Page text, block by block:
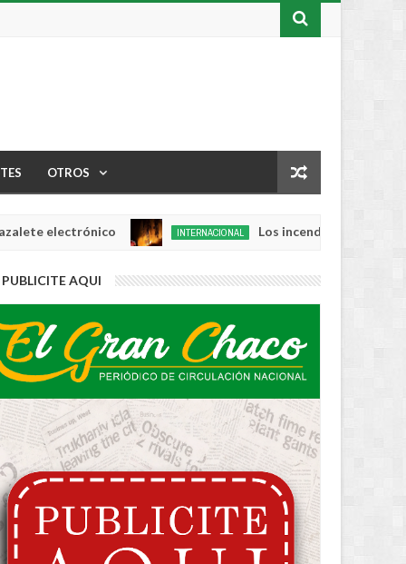
OTROS
2026
INTERNACIONAL Los incendios se intensifican en
PUBLICITE AQUI